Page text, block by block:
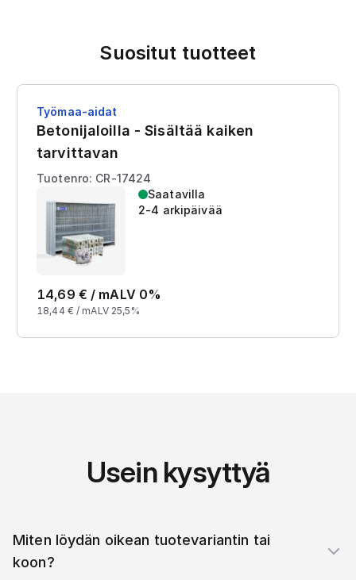
Suositut tuotteet
Työmaa-aidat
Betonijaloilla - Sisältää kaiken
tarvittavan
Tuotenro: CR-17424
Saatavilla
2-4 arkipäivää
14,69 € / mALV 0%
18,44 € / mALV 25,5%
Usein kysyttyä
Miten löydän oikean tuotevariantin tai
koon?